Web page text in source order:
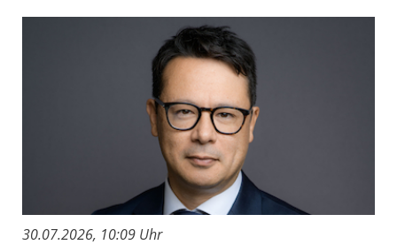
30.07.2026, 10:09 Uhr